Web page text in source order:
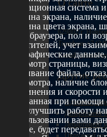
629802 г.
Телефон: +7
E-mail:
Другие
Департамент
Департамент
Окружной
операционная система
ширина экрана,
глубина цвета экрана,
окна браузера, пол и
посетителей, учет
географические
просмотр страницы,
cкачивание файла,
просмотра, наличие
соединения и скорости
Собранная при
нам улучшить работу
использовании вами
cookie, будет